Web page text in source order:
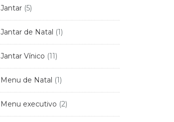
Jantar(5)
Jantar de Natal (1)
Jantar Vínico (11)
Menu de Natal (1)
Menu executivo (2)